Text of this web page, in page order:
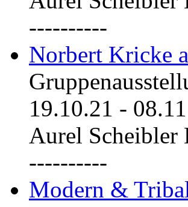
----------
Norbert Kricke
19.10.21 -
Aurel Scheibler
----------
Modern &